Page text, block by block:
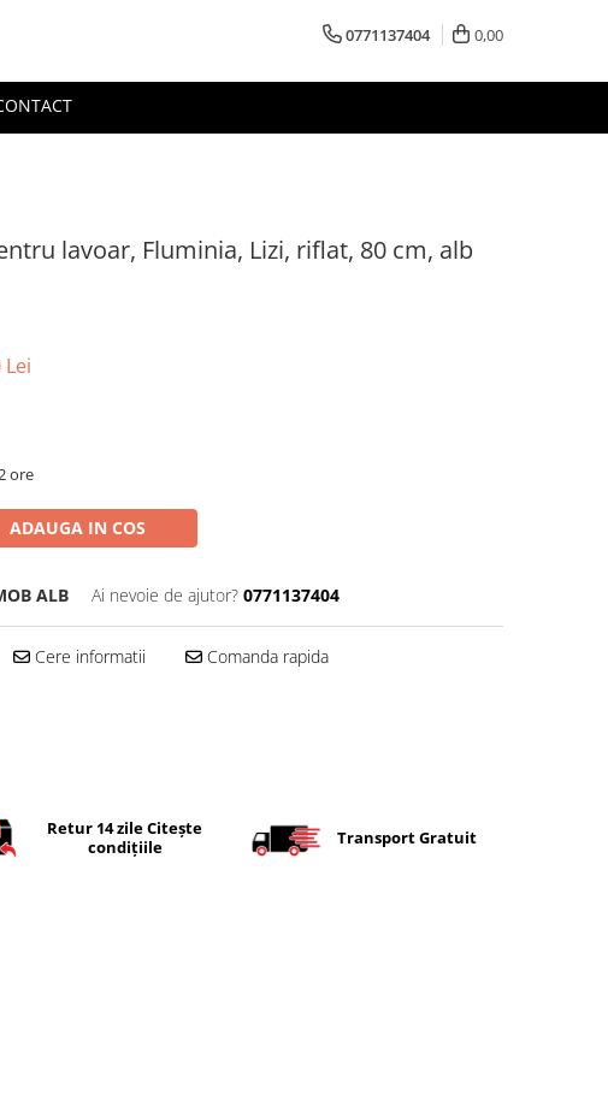
0771137404 0,00
lavoar, Fluminia, Lizi, riflat, 80 cm, alb
Lei
ore
ADAUGA IN COS
ALB Ai nevoie de ajutor? 0771137404
Cere informatii Comanda rapida
Retur 14 zile Citește
condițiile
Transport Gratuit